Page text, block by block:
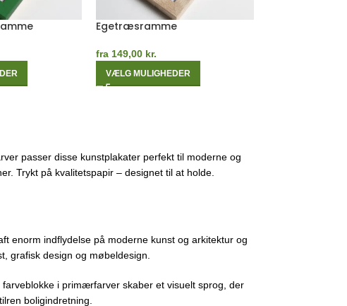
Måneblå Egetræsramme
fra 149,00 kr.
VÆLG MULIGHEDER
passer disse kunstplakater perfekt til moderne og
Trykt på kvalitetspapir – designet til at holde.
enorm indflydelse på moderne kunst og arkitektur og
grafisk design og møbeldesign.
i primærfarver skaber et visuelt sprog, der
boligindretning.